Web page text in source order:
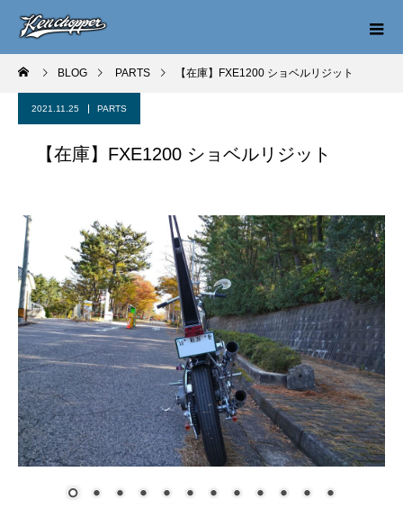
BLOG PARTS 【在庫】FXE1200 ショベルリジット
2021.11.25 PARTS
【在庫】FXE1200 ショベルリジット